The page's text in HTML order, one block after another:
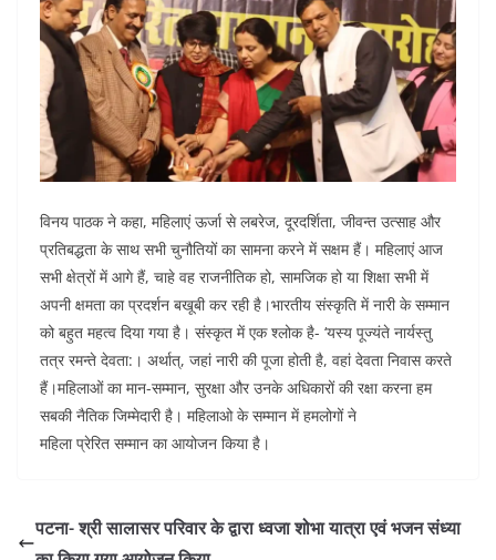
विनय पाठक ने कहा, महिलाएं ऊर्जा से लबरेज, दूरदर्शिता, जीवन्त उत्साह और
प्रतिबद्धता के साथ सभी चुनौतियों का सामना करने में सक्षम हैं। महिलाएं आज
सभी क्षेत्रों में आगे हैं, चाहे वह राजनीतिक हो, सामजिक हो या शिक्षा सभी में
अपनी क्षमता का प्रदर्शन बखूबी कर रही है।भारतीय संस्कृति में नारी के सम्मान
को बहुत महत्व दिया गया है। संस्कृत में एक श्लोक है- ‘यस्य पूज्यंते नार्यस्तु
तत्र रमन्ते देवता:। अर्थात्, जहां नारी की पूजा होती है, वहां देवता निवास करते
हैं।महिलाओं का मान-सम्मान, सुरक्षा और उनके अधिकारों की रक्षा करना हम
सबकी नैतिक जिम्मेदारी है। महिलाओ के सम्मान में हमलोगों ने
महिला प्रेरित सम्मान का आयोजन किया है।
पटना- श्री सालासर परिवार के द्वारा ध्वजा शोभा यात्रा एवं भजन संध्या